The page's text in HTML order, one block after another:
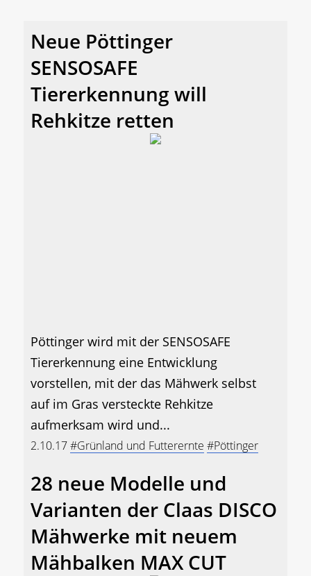
Neue Pöttinger
SENSOSAFE
Tiererkennung will
Rehkitze retten
Pöttinger wird mit der SENSOSAFE
Tiererkennung eine Entwicklung
vorstellen, mit der das Mähwerk selbst
auf im Gras versteckte Rehkitze
aufmerksam wird und...
2.10.17#Grünland und Futterernte #Pöttinger
28 neue Modelle und
Varianten der Claas DISCO
Mähwerke mit neuem
Mähbalken MAX CUT